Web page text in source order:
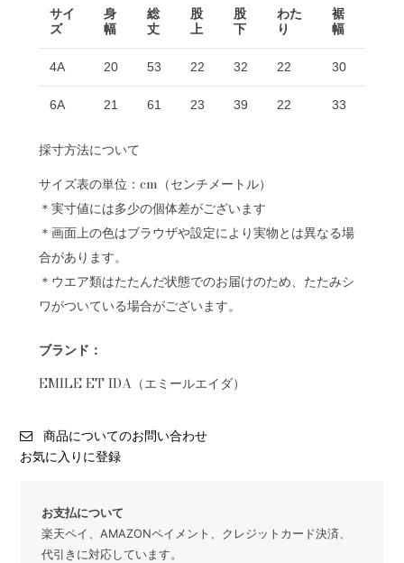
サイ
ズ
身
幅
総
丈
股
上
股
下
わた
り
裾
幅
4A 20 53 22 32 22 30
6A 21 61 23 39 22 33
採寸方法について
サイズ表の単位：cm（センチメートル）
＊実寸値には多少の個体差がございます
＊画面上の色はブラウザや設定により実物とは異なる場
合があります。
＊ウエア類はたたんだ状態でのお届けのため、たたみシ
ワがついている場合がございます。
ブランド：
EMILE ET IDA（エミールエイダ）
商品についてのお問い合わせ
お気に入りに登録
お支払について
楽天ペイ、AMAZONペイメント、クレジットカード決済、
代引きに対応しています。